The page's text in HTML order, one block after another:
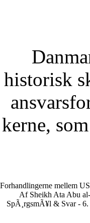
historisk
kerne,
Forhandlingerne mellem
Af Sheikh Ata Abu
SpÃ¸rgsmÃ¥l & Svar -